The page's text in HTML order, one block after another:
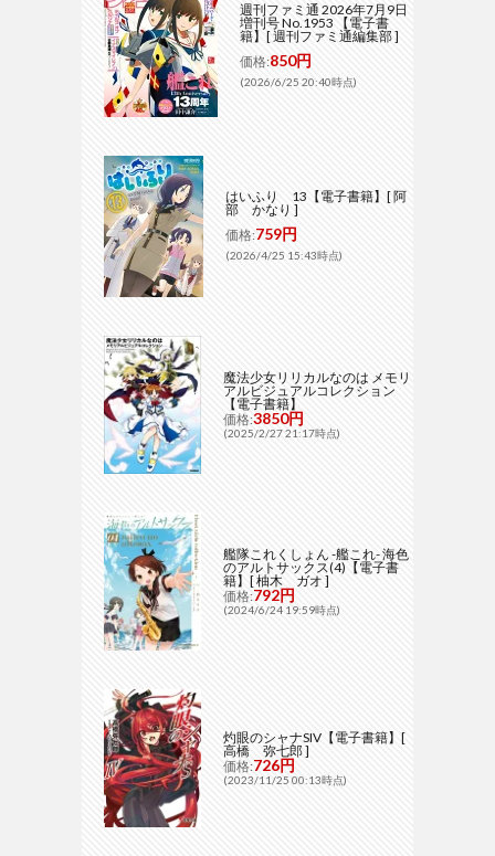
週刊ファミ通 2026年7月9日
増刊号 No.1953 【電子書
籍】[ 週刊ファミ通編集部 ]
価格:850円
(2026/6/25 20:40時点)
はいふり 13【電子書籍】[ 阿
部 かなり ]
価格:759円
(2026/4/25 15:43時点)
魔法少女リリカルなのは メモリ
アルビジュアルコレクション
【電子書籍】
価格:3850円
(2025/2/27 21:17時点)
艦隊これくしょん -艦これ- 海色
のアルトサックス(4)【電子書
籍】[ 柚木 ガオ ]
価格:792円
(2024/6/24 19:59時点)
灼眼のシャナSIV【電子書籍】[
高橋 弥七郎 ]
価格:726円
(2023/11/25 00:13時点)